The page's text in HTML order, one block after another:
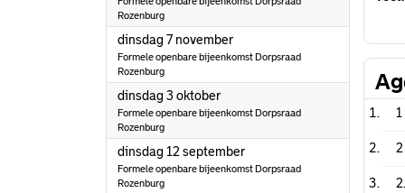
Rozenburg
dinsdag 7 november2023
Formele openbare bijeenkomst Dorpsraad
Rozenburg
dinsdag 3 oktober2023
Formele openbare bijeenkomst Dorpsraad
Rozenburg
dinsdag 12 september2023
Formele openbare bijeenkomst Dorpsraad
Rozenburg
1
2